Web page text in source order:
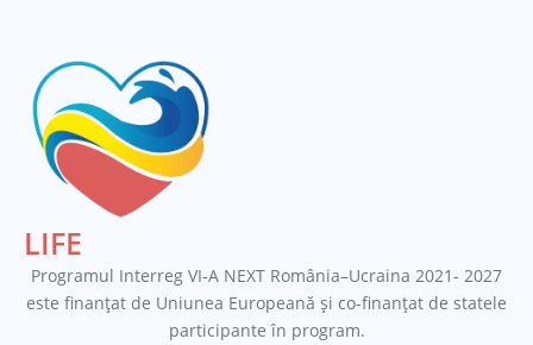
LIFE
Programul Interreg VI-A NEXT România–Ucraina 2021- 2027
este finanțat de Uniunea Europeană şi co-finanţat de statele
participante în program.